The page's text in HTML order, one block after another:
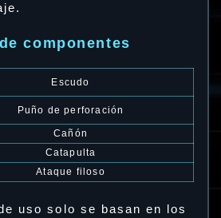
componentes
Escudo
Puño de perforación
Cañón
Catapulta
Ataque filoso
uso solo se basan en los